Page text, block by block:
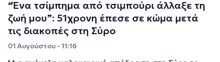
“Ένα τσίμπημα από τσιμπούρι άλλαξε τη
ζωή μου”: 51χρονη έπεσε σε κώμα μετά
τις διακοπές στη Σύρο
01 Αυγούστου - 11:16